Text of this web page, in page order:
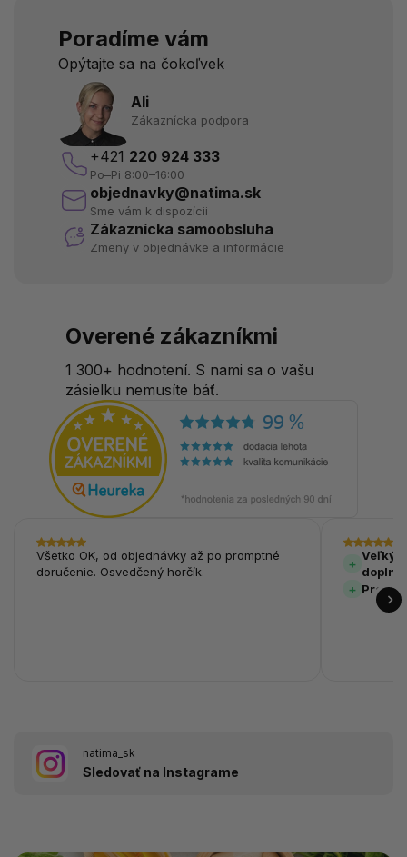
Poradíme vám
Opýtajte sa na čokoľvek
Ali
Zákaznícka podpora
+421 220 924 333
Po–Pi 8:00–16:00
objednavky@natima.sk
Sme vám k dispozícii
Zákaznícka samoobsluha
Zmeny v objednávke a informácie
Overené zákazníkmi
1 300+ hodnotení. S nami sa o vašu
zásielku nemusíte báť.
Všetko OK, od objednávky až po promptné
doručenie. Osvedčený horčík.
Veľký
natima_sk
Sledovať na Instagrame